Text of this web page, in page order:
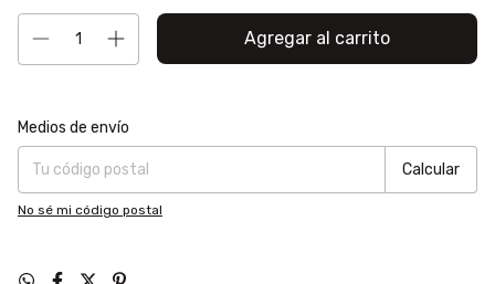
Entregas para el CP:
Medios de envío
Calcular
No sé mi código postal